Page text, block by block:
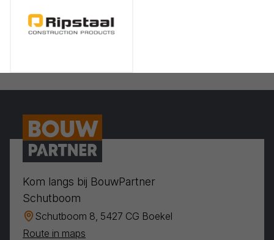
Kom langs bij BouwPartner
Schutboom
Schutboom 8, 5427 CG Boekel
Route in maps